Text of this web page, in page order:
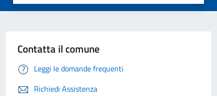
Contatta il comune
Leggi le domande frequenti
Richiedi Assistenza